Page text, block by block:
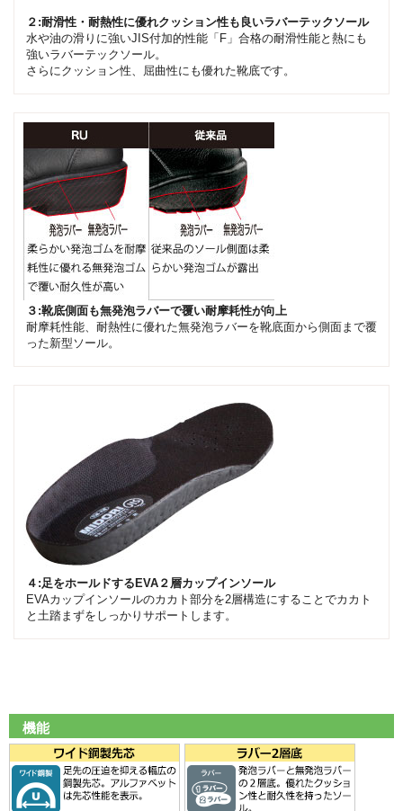
２:耐滑性・耐熱性に優れクッション性も良いラバーテックソール
水や油の滑りに強いJIS付加的性能「F」合格の耐滑性能と熱にも
強いラバーテックソール。
さらにクッション性、屈曲性にも優れた靴底です。
３:靴底側面も無発泡ラバーで覆い耐摩耗性が向上
耐摩耗性能、耐熱性に優れた無発泡ラバーを靴底面から側面まで覆
った新型ソール。
４:足をホールドするEVA２層カップインソール
EVAカップインソールのカカト部分を2層構造にすることでカカト
と土踏まずをしっかりサポートします。
機能